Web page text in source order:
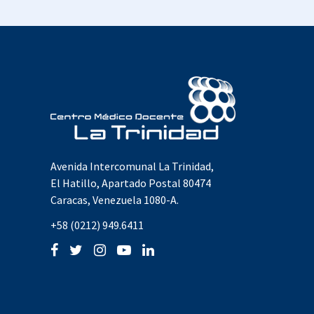
Avenida Intercomunal La Trinidad,
El Hatillo, Apartado Postal 80474
Caracas, Venezuela 1080-A.
+58 (0212) 949.6411